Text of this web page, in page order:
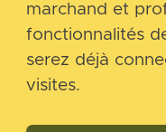
marchand et
fonctionnalités
serez déjà
visites.